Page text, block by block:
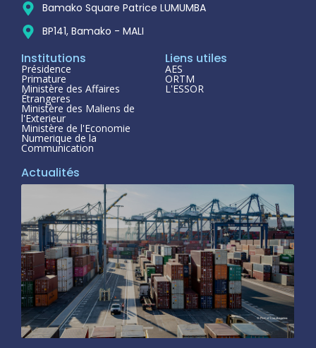
Bamako Square Patrice LUMUMBA
BP141, Bamako - MALI
Institutions
Présidence
Primature
Ministère des Affaires
Étrangeres
Ministère des Maliens de
l'Exterieur
Ministère de l'Economie
Numerique de la
Communication
Liens utiles
AES
ORTM
L'ESSOR
Actualités